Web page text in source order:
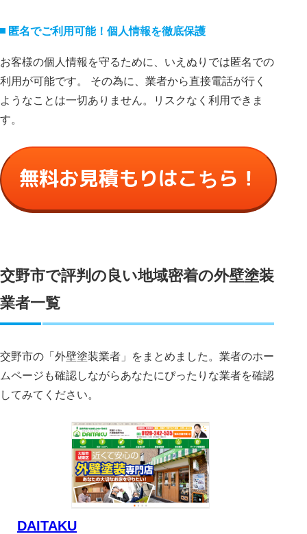
匿名でご利⽤可能！個⼈情報を徹底保護
お客様の個⼈情報を守るために、いえぬりでは匿名での
利⽤が可能です。 その為に、業者から直接電話が⾏く
ようなことは⼀切ありません。リスクなく利⽤できま
す。
無料お見積もりはこちら！
交野市で評判の良い地域密着の外壁塗装
業者一覧
交野市の「外壁塗装業者」をまとめました。業者のホー
ムページも確認しながらあなたにぴったりな業者を確認
してみてください。
DAITAKU